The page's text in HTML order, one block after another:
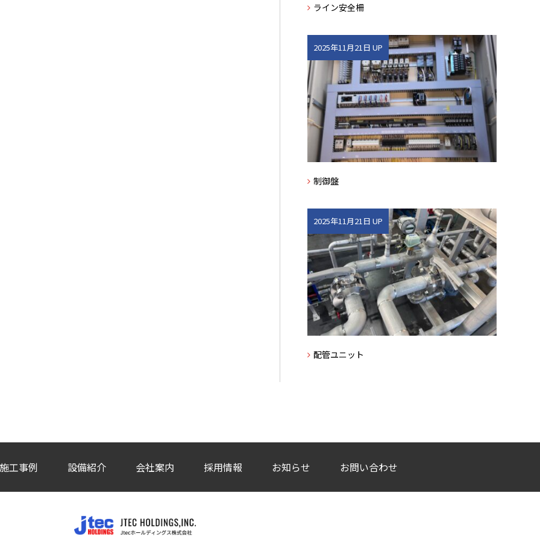
ライン安全柵
2025年11月21日 UP
制御盤
2025年11月21日 UP
配管ユニット
施工事例 設備紹介 会社案内 採用情報 お知らせ お問い合わせ